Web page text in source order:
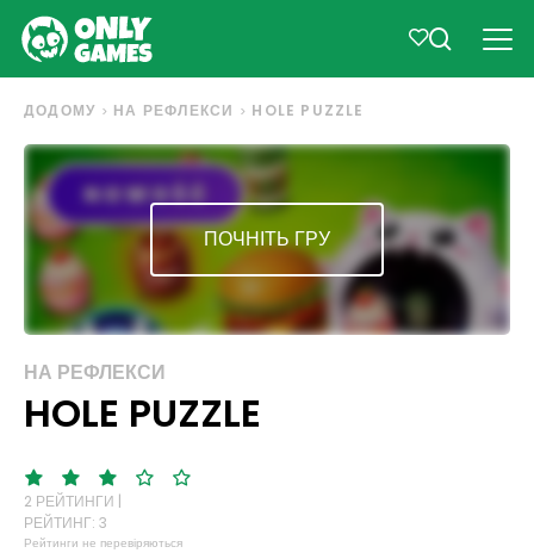
ДОДОМУ НА РЕФЛЕКСИ HOLE PUZZLE
ПОЧНІТЬ ГРУ
НА РЕФЛЕКСИ
HOLE PUZZLE
2 РЕЙТИНГИ |
РЕЙТИНГ: 3
Рейтинги не перевіряються